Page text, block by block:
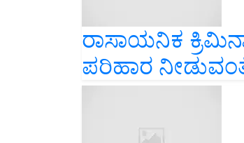
ರಾಸಾಯನಿಕ
ಪರಿಹಾರ